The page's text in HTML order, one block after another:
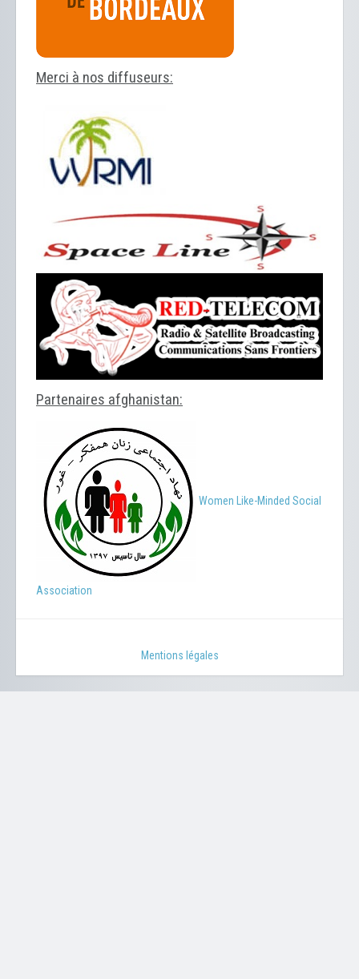
Merci à nos diffuseurs:
Partenaires afghanistan:
Women Like-Minded Social
Association
Mentions légales